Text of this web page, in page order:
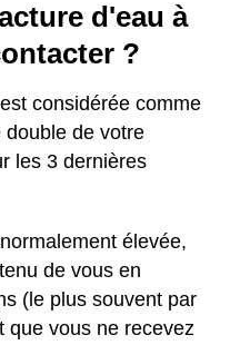
d'eau à
?
considérée comme
de votre
les 3 dernières
élevée,
de vous en
(le plus souvent par
que vous ne recevez